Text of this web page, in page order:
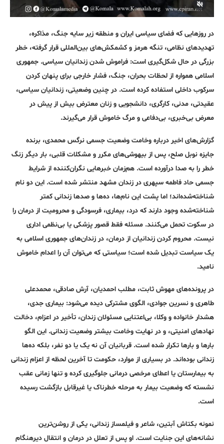
در روزهایی که فضای سیاسی ایران و منطقه زیر سایه جنگ، مذاکره،
تهدیدهای نظامی، تنگه هرمز و کشمکش‌های بین‌المللی قرار گرفته، خطر
بزرگی در حال شکل‌گیری است: فراموش شدن زندانیان سیاسی. جمهوری
اسلامی همواره از لحظات بحران، جنگ، فشار خارجی برای پنهان کردن
سرکوب داخلی استفاده کرده است. در چنین وضعیتی، زندانیان سیاسی،
عقیدتی، مدنی، کارگری، دانشجویی و زنان معترض بیش از پیش در
معرض بی‌خبری، بی‌دفاعی و مرگ خاموش قرار می‌گیرند.
گزارش‌های اخیر درباره وخامت وضعیت جسمی نرگس محمدی، برنده
جایزه نوبل صلح، پس از بیهوشی‌های مکرر و مشکلات قلبی، بار دیگر زنگ
خطر را به صدا درآورده است. هم‌زمان خبرهایی نگران‌کننده از شرایط
جسمی حاد فاطمه سپهری در زندان مشهد منتشر شده است. این دو نام
شناخته‌شده‌اند؛ اما پشت این نام‌ها، ده‌ها و صدها زندانی کمتر
شناخته‌شده وجود دارند که درد، بیماری، فرسودگی و محرومیت از درمان را
در سکوت تحمل می‌کنند. مسئله فقط قصور پزشکی یا بی‌نظمی اداری
نیست. محروم کردن زندانیان از درمان، در زندان‌های جمهوری اسلامی به
یک سیاست تبدیل شده است؛ سیاستی که می‌توان آن را اعدام خاموش
نامید.
در پرونده‌های مهوش ثابت، مطلب احمدیان، آرش صادقی، محمدعلی
طاهری و نسرین جوادی، الگوی مشترکی دیده می‌شود: بیماری جدی،
هشدار خانواده و وکلا، بی‌اعتنایی مسئولان زندان، تأخیر در اعزام، دخالت
نهادهای امنیتی، و در نهایت وخامت بیشتر وضعیت زندانی. این الگو
بارها و بارها تکرار شده است. قربانیان آن نه یک یا دو نفر، بلکه ده‌ها
زندانی بوده‌اند. در بسیاری از موارد، حکومت تا آخرین لحظه از اعزام زندانی
به بیمارستان یا اعطای مرخصی درمانی جلوگیری کرده و تنها زمانی عقب
نشسته که وضعیت بیمار به مرحله خطرناک یا غیرقابل بازگشت رسیده
است.
نمونه بکتاش آبتین، شاعر و فیلمساز زندانی، یکی از روشن‌ترین
نشانه‌های این جنایت است. او پس از تعلل در درمان و انتقال دیرهنگام